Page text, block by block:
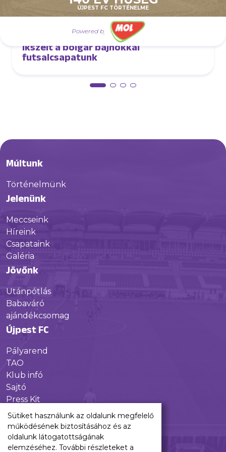
ÚJPEST FC TÖRTÉNELME
Powered by
Ikszelt a bolgár bajnokkal
futsalcsapatunk
Múltunk
Történelmünk
Jelenünk
Meccseink
Híreink
Csapataink
Galéria
Jövőnk
Utánpótlás
Babaváró
ajándékcsomag
Újpest FC
Pályarend
TAO
Klub infó
Sajtó
Press Kit
Újpest FC Shop
Digitális felületeink
Facebook
Sütiket használunk az oldalunk megfelelő
működésének biztosításához és az
oldalunk látogatottságának
elemzéséhez. További részleteket a